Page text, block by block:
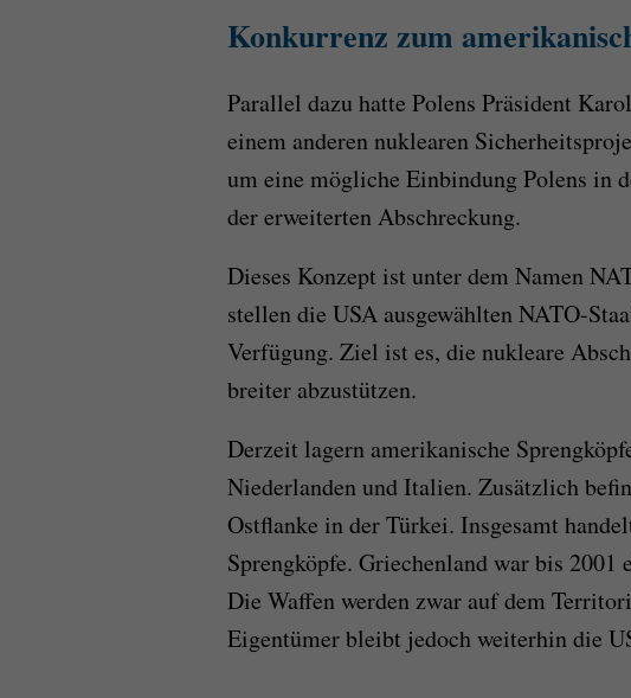
Konkurrenz zum
Parallel dazu hatte Polens Präsident
einem anderen nuklearen
um eine mögliche Einbindung Polens in
der erweiterten Abschreckung.
Dieses Konzept ist unter dem Namen
stellen die USA ausgewählten NATO-
Verfügung. Ziel ist es, die nukleare
breiter abzustützen.
Derzeit lagern amerikanische
Niederlanden und Italien. Zusätzlich
Ostflanke in der Türkei. Insgesamt
Sprengköpfe. Griechenland war bis 2001
Die Waffen werden zwar auf dem
Eigentümer bleibt jedoch weiterhin die